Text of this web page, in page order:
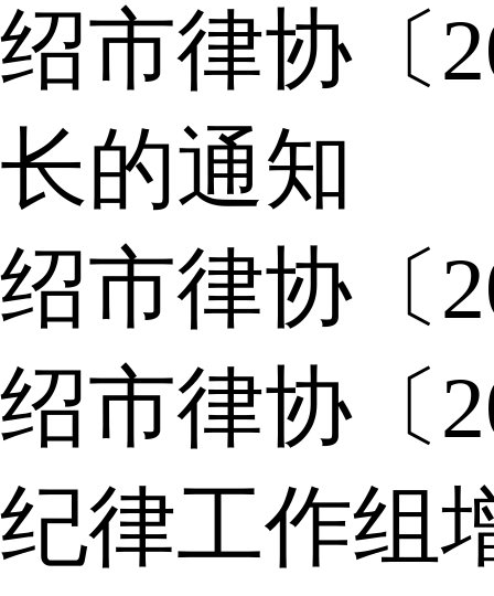
绍市律协〔
长的通知
绍市律协〔
绍市律协〔
纪律工作组